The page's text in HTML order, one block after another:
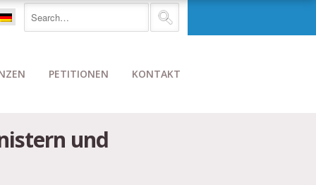
PETITIONEN KONTAKT
und